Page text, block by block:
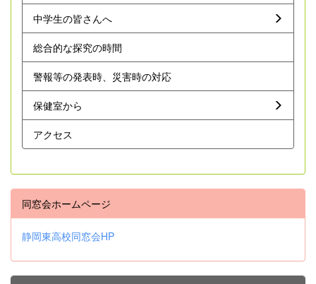
中学生の皆さんへ
総合的な探究の時間
警報等の発表時、災害時の対応
保健室から
アクセス
同窓会ホームページ
静岡東高校同窓会HP